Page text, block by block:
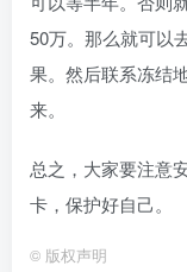
50万。那么就可以
果。然后联系冻结
来。
总之，大家要注意
卡，保护好自己。
© 版权声明